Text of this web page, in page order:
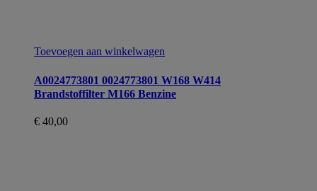
Toevoegen aan winkelwagen
A0024773801 0024773801 W168 W414
Brandstoffilter M166 Benzine
€ 40,00